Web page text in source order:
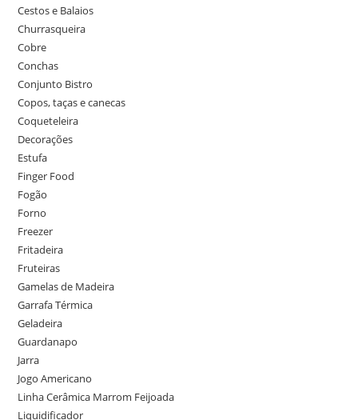
Cestos e Balaios
Churrasqueira
Cobre
Conchas
Conjunto Bistro
Copos, taças e canecas
Coqueteleira
Decorações
Estufa
Finger Food
Fogão
Forno
Freezer
Fritadeira
Fruteiras
Gamelas de Madeira
Garrafa Térmica
Geladeira
Guardanapo
Jarra
Jogo Americano
Linha Cerâmica Marrom Feijoada
Liquidificador